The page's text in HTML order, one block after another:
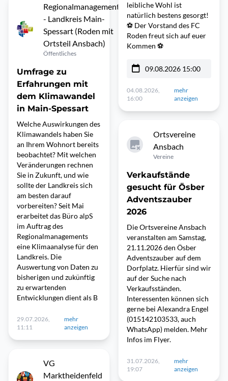
Regionalmanagement
- Landkreis Main-
Spessart (Roden mit
Ortsteil Ansbach)
Öffentliches
Umfrage zu
Erfahrungen mit
dem Klimawandel
in Main-Spessart
Welche Auswirkungen des
Klimawandels haben Sie
an Ihrem Wohnort bereits
beobachtet? Mit welchen
Veränderungen rechnen
Sie in Zukunft, und wie
sollte der Landkreis sich
am besten darauf
vorbereiten? Seit Mai
erarbeitet das Büro alpS
im Auftrag des
Regionalmanagements
eine Klimaanalyse für den
Landkreis. Die
Auswertung von Daten zu
bisherigen und zukünftig
zu erwartenden
Entwicklungen dient als B
29.07.2026,
11:11
mehr
anzeigen
VG
Marktheidenfeld
leibliche Wohl ist
natürlich bestens gesorgt!
⚽️ Der Vorstand des FC
Roden freut sich auf euer
Kommen ⚽️
09.08.2026 15:00
04.08.2026,
16:00
mehr
anzeigen
Ortsvereine
Ansbach
Vereine
Verkaufstände
gesucht für Ösber
Adventszauber
2026
Die Ortsvereine Ansbach
veranstalten am Samstag,
21.11.2026 den Ösber
Adventszauber auf dem
Dorfplatz. Hierfür sind wir
auf der Suche nach
Verkaufsständen.
Interessenten können sich
gerne bei Alexandra Engel
(015142103533, auch
WhatsApp) melden. Mehr
Infos im Flyer.
31.07.2026,
19:07
mehr
anzeigen